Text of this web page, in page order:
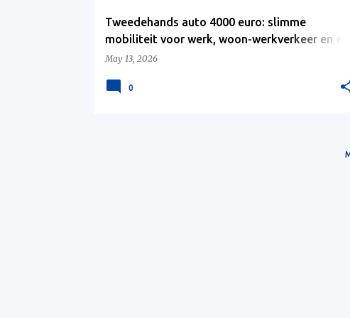
Tweedehands auto 4000 euro: slimme
mobiliteit voor werk, woon-werkverkeer en een
vlotte jobstart
May 13, 2026
0